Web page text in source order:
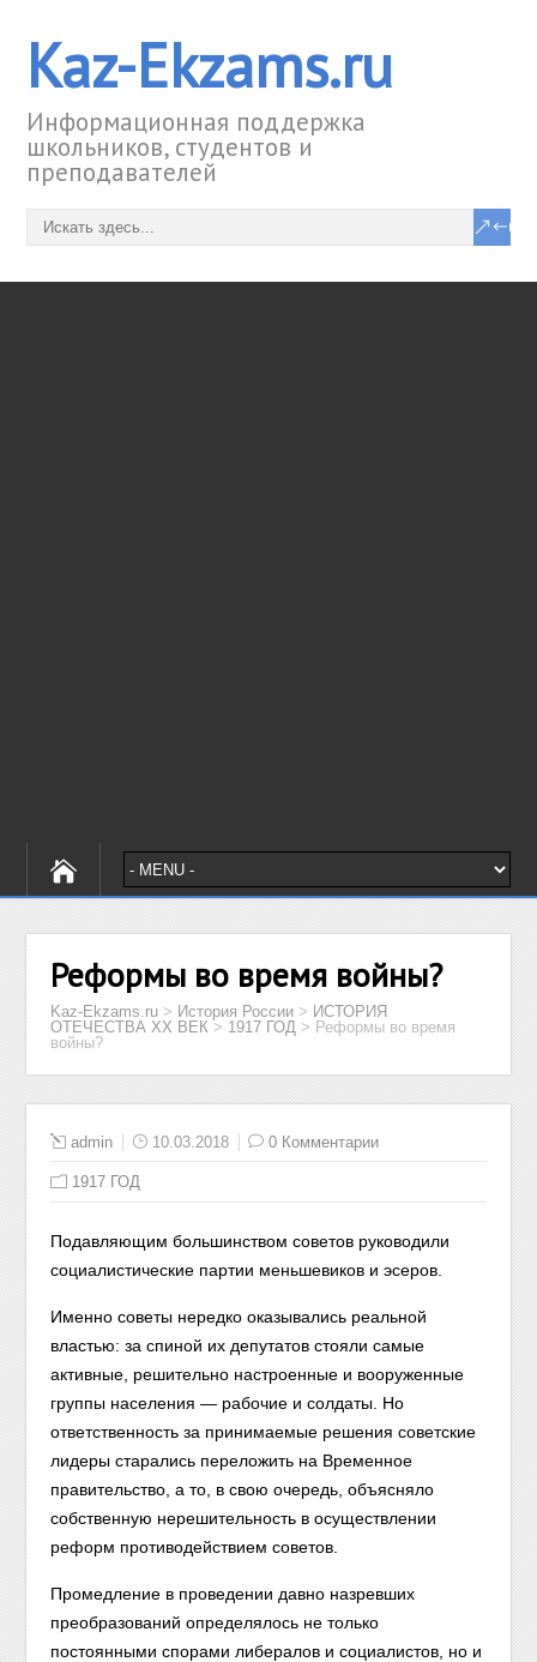
Kaz-Ekzams.ru
Информационная поддержка
школьников, студентов и
преподавателей
Реформы во время войны?
Kaz-Ekzams.ru > История России > ИСТОРИЯ
ОТЕЧЕСТВА XX ВЕК > 1917 ГОД > Реформы во время
войны?
admin 10.03.2018 0 Комментарии
1917 ГОД
Подавляющим большинством советов руководили
социалистические партии меньшевиков и эсеров.
Именно советы нередко оказывались реальной
властью: за спиной их депутатов стояли самые
активные, решительно настроенные и вооруженные
группы населения — рабочие и солдаты. Но
ответственность за принимаемые решения советские
лидеры старались переложить на Временное
правительство, а то, в свою очередь, объясняло
собственную нерешительность в осуществлении
реформ противодействием советов.
Промедление в проведении давно назревших
преобразований определялось не только
постоянными спорами либералов и социалистов, но и